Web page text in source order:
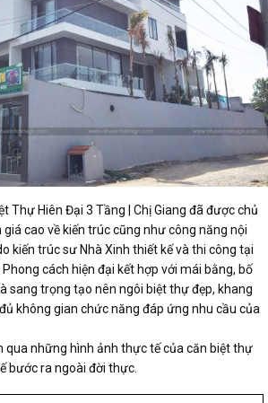
Thự Hiên Đại 3 Tầng | Chị Giang đã được chủ
cao về kiến trúc cũng như công năng nội
kiến trúc sư Nhà Xinh thiết kế và thi công tại
Phong cách hiện đại kết hợp với mái bằng, bố
sang trọng tạo nên ngôi biệt thự đẹp, khang
không gian chức năng đáp ứng nhu cầu của
qua những hình ảnh thực tế của căn biệt thự
bước ra ngoài đời thực.